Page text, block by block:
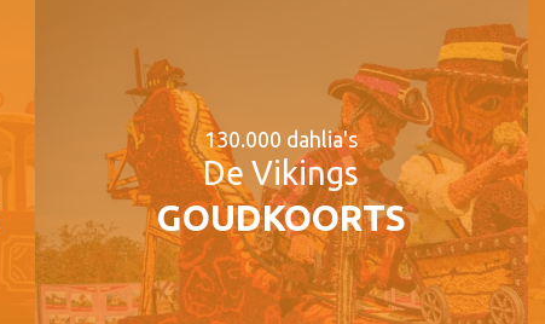
130.000 dahlia's
De Vikings
GOUDKOORTS